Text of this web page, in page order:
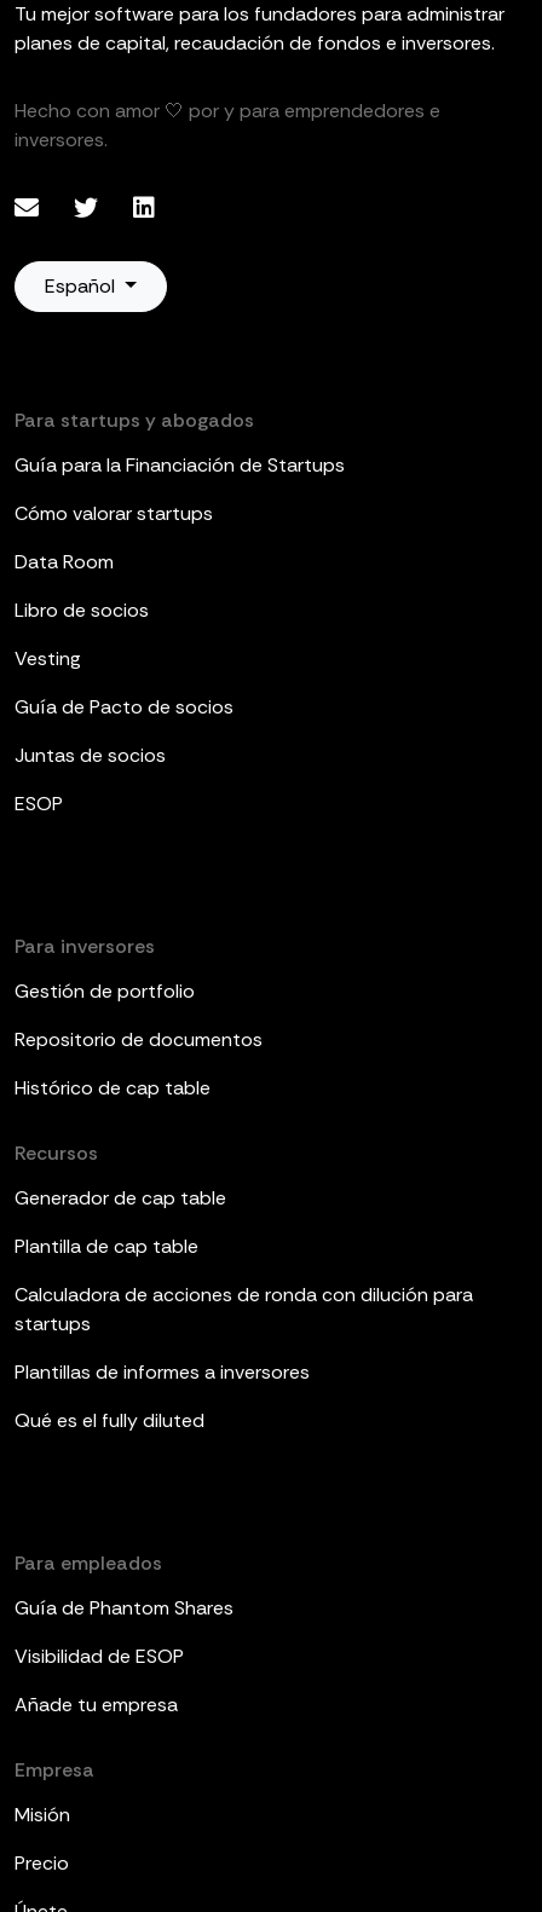
Tu mejor software para los fundadores para administrar
planes de capital, recaudación de fondos e inversores.
Hecho con amor 🤍 por y para emprendedores e
inversores.
Español
Para startups y abogados
Guía para la Financiación de Startups
Cómo valorar startups
Data Room
Libro de socios
Vesting
Guía de Pacto de socios
Juntas de socios
ESOP
Para inversores
Gestión de portfolio
Repositorio de documentos
Histórico de cap table
Recursos
Generador de cap table
Plantilla de cap table
Calculadora de acciones de ronda con dilución para
startups
Plantillas de informes a inversores
Qué es el fully diluted
Para empleados
Guía de Phantom Shares
Visibilidad de ESOP
Añade tu empresa
Empresa
Misión
Precio